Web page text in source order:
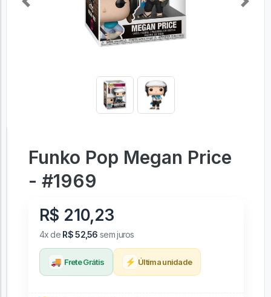
Previous Next
Funko Pop Megan Price
- #1969
R$ 210,23
4x de R$ 52,56 sem juros
🚚 Frete Grátis ⚡ Última unidade